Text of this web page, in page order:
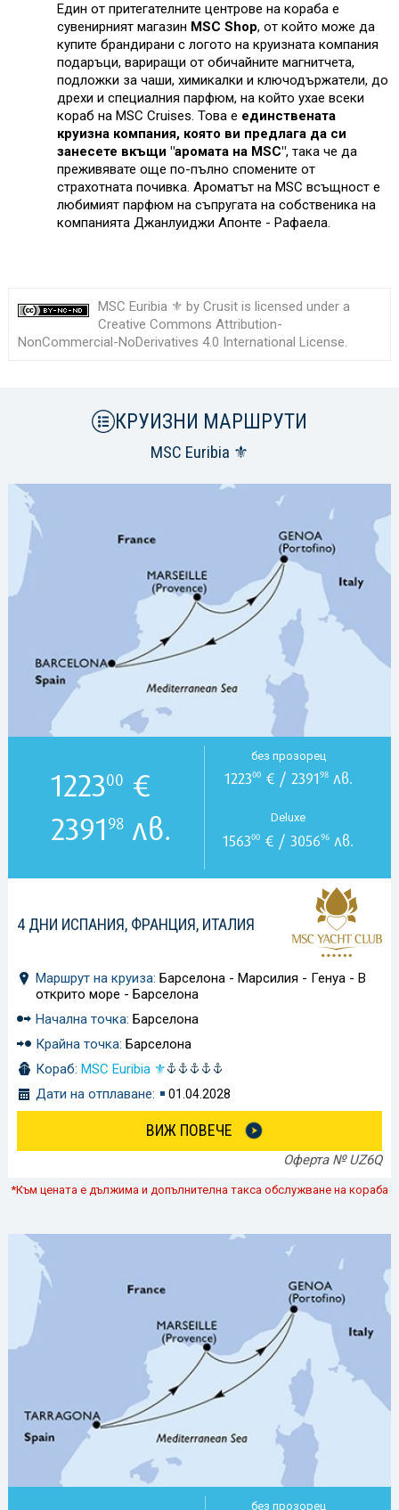
Един от притегателните центрове на кораба е
сувенирният магазин MSC Shop, от който може да
купите брандирани с логото на круизната компания
подаръци, вариращи от обичайните магнитчета,
подложки за чаши, химикалки и ключодържатели, до
дрехи и специалния парфюм, на който ухае всеки
кораб на MSC Cruises. Това е единствената
круизна компания, която ви предлага да си
занесете вкъщи "аромата на MSC", така че да
преживявате още по-пълно спомените от
страхотната почивка. Ароматът на MSC всъщност е
любимият парфюм на съпругата на собственика на
компанията Джанлуиджи Апонте - Рафаела.
MSC Euribia ⚜ by Crusitis licensed under a
Creative Commons Attribution-
NonCommercial-NoDerivatives 4.0 International License.
КРУИЗНИ МАРШРУТИ
MSC Euribia ⚜
4 ДНИ ИСПАНИЯ, ФРАНЦИЯ, ИТАЛИЯ
Маршрут на круиза: Барселона - Марсилия - Генуа - В
открито море - Барселона
Начална точка: Барселона
Крайна точка: Барселона
Кораб: MSC Euribia ⚜
Дати на отплаване:
01.04.2028
ВИЖ ПОВЕЧЕ
Оферта № UZ6Q
122300 €
2391 98 лв.
без прозорец
122300€ / 239198лв.
Deluxe
156300 € / 305696 лв.
*Към цената е дължима и допълнителна такса обслужване на кораба
без прозорец